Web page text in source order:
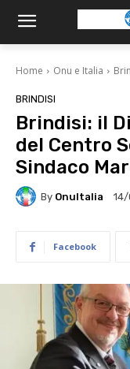
Home Onu e Italia
BRINDISI
Brindisi: il
del Centro
Sindaco
By OnuItalia
Facebook